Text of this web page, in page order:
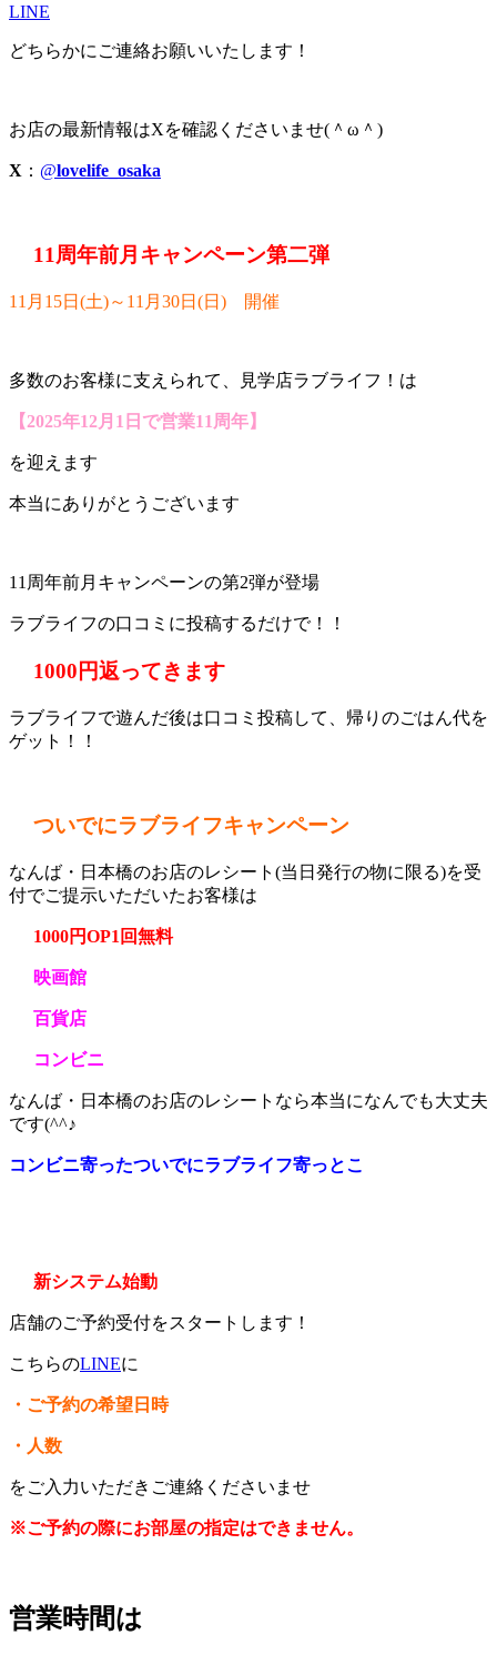
LINE
どちらかにご連絡お願いいたします！
お店の最新情報はXを確認くださいませ(＾ω＾)
X ： @lovelife_osaka
11周年前月キャンペーン第二弾
11月15日(土)～11月30日(日) 開催
多数のお客様に支えられて、見学店ラブライフ！は
【2025年12月1日で営業11周年】
を迎えます
本当にありがとうございます
11周年前月キャンペーンの第2弾が登場
ラブライフの口コミに投稿するだけで！！
1000円返ってきます
ラブライフで遊んだ後は口コミ投稿して、帰りのごはん代を
ゲット！！
ついでにラブライフキャンペーン
なんば・日本橋のお店のレシート(当日発行の物に限る)を受
付でご提示いただいたお客様は
1000円OP1回無料
映画館
百貨店
コンビニ
なんば・日本橋のお店のレシートなら本当になんでも大丈夫
です(^^♪
コンビニ寄ったついでにラブライフ寄っとこ
新システム始動
店舗のご予約受付をスタートします！
こちらのLINEに
・ご予約の希望日時
・人数
をご入力いただきご連絡くださいませ
※ご予約の際にお部屋の指定はできません。
営業時間は